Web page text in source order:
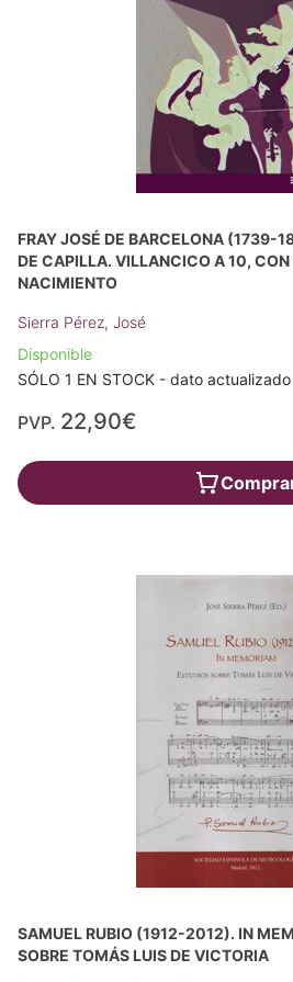
FRAY JOSÉ DE BARCELONA (1739-
DE CAPILLA. VILLANCICO A 10,
NACIMIENTO
Sierra Pérez, José
Disponible
SÓLO 1 EN STOCK - dato
PVP. 22,90€
SAMUEL RUBIO (1912-2012). IN
SOBRE TOMÁS LUIS DE VICTORIA